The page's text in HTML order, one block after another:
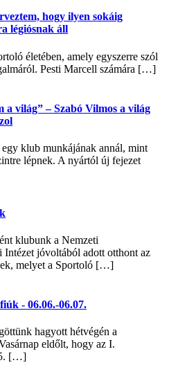
hogy ilyen sokáig
légiósnak áll
életében, amely egyszerre szól
Pesti Marcell számára […]
világ” – Szabó Vilmos a világ
klub munkájának annál, mint
lépnek. A nyártól új fejezet
klubunk a Nemzeti
Intézet jóvoltából adott otthont az
melyet a Sportoló […]
- 06.06.-06.07.
hagyott hétvégén a
eldőlt, hogy az I.
5. […]